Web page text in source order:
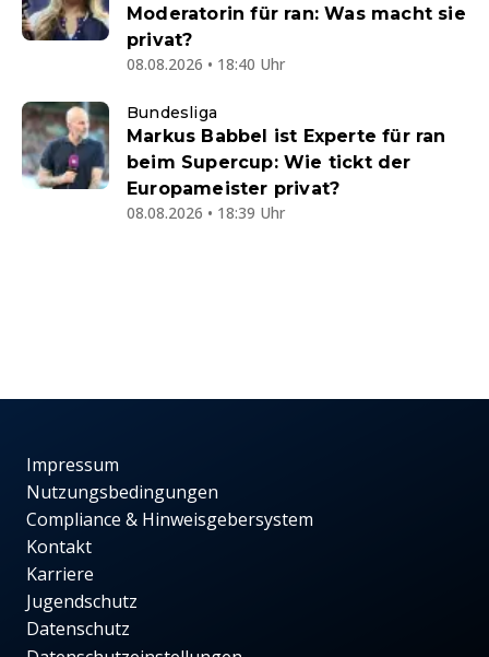
Moderatorin für ran: Was macht sie
privat?
08.08.2026 • 18:40 Uhr
Bundesliga
Markus Babbel ist Experte für ran
beim Supercup: Wie tickt der
Europameister privat?
08.08.2026 • 18:39 Uhr
Impressum
Nutzungsbedingungen
Compliance & Hinweisgebersystem
Kontakt
Karriere
Jugendschutz
Datenschutz